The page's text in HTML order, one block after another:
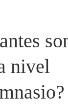
nivel